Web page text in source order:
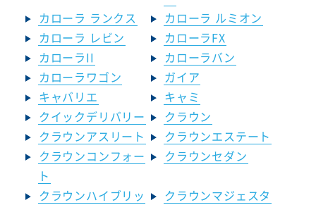
カローラ ランクス
カローラ ルミオン
カローラ レビン
カローラFX
カローラII
カローラバン
カローラワゴン
ガイア
キャバリエ
キャミ
クイックデリバリー
クラウン
クラウンアスリート
クラウンエステート
クラウンコンフォー
ト
クラウンセダン
クラウンハイブリッ
クラウンマジェスタ